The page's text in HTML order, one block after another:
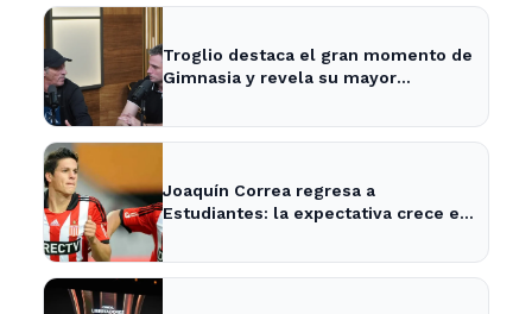
Troglio destaca el gran momento de
Gimnasia y revela su mayor
Joaquín Correa regresa a
Estudiantes: la expectativa crece en